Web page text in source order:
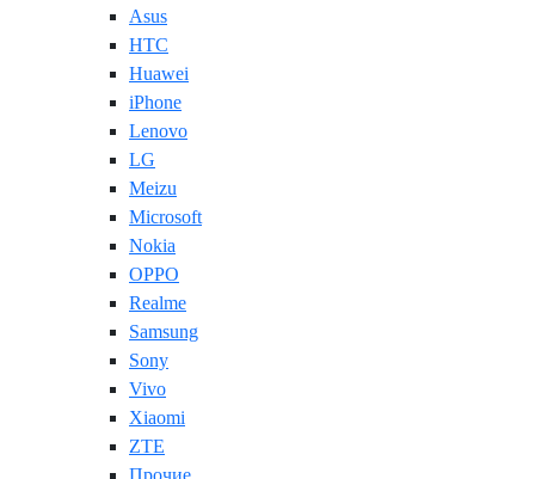
Asus
HTC
Huawei
iPhone
Lenovo
LG
Meizu
Microsoft
Nokia
OPPO
Realme
Samsung
Sony
Vivo
Xiaomi
ZTE